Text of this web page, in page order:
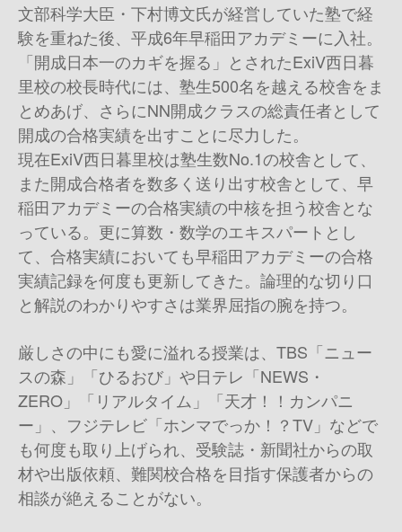
文部科学大臣・下村博文氏が経営していた塾で経
験を重ねた後、平成6年早稲田アカデミーに入社。
「開成日本一のカギを握る」とされたExiV西日暮
里校の校長時代には、塾生500名を越える校舎をま
とめあげ、さらにNN開成クラスの総責任者として
開成の合格実績を出すことに尽力した。
現在ExiV西日暮里校は塾生数No.1の校舎として、
また開成合格者を数多く送り出す校舎として、早
稲田アカデミーの合格実績の中核を担う校舎とな
っている。更に算数・数学のエキスパートとし
て、合格実績においても早稲田アカデミーの合格
実績記録を何度も更新してきた。論理的な切り口
と解説のわかりやすさは業界屈指の腕を持つ。
厳しさの中にも愛に溢れる授業は、TBS「ニュー
スの森」「ひるおび」や日テレ「NEWS・
ZERO」「リアルタイム」「天才！！カンパニ
ー」、フジテレビ「ホンマでっか！？TV」などで
も何度も取り上げられ、受験誌・新聞社からの取
材や出版依頼、難関校合格を目指す保護者からの
相談が絶えることがない。